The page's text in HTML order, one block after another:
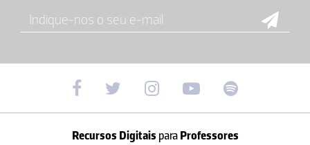
Recursos Digitais paraProfessores